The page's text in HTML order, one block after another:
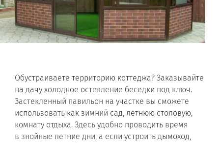
Обустраиваете территорию коттеджа? Заказывайте
на дачу холодное остекление беседки под ключ.
Застекленный павильон на участке вы сможете
использовать как зимний сад, летнюю столовую,
комнату отдыха. Здесь удобно проводить время
в знойные летние дни, а если устроить дымоход,